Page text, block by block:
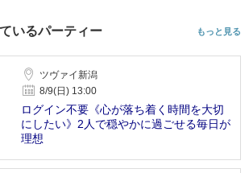
いるパーティー もっと見る
ツヴァイ新潟
8/9(日) 13:00
ログイン不要《心が落ち着く時間を大切
にしたい》2人で穏やかに過ごせる毎日が
理想